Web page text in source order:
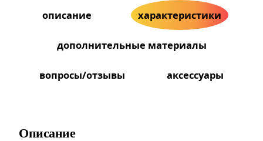
описание характеристики
дополнительные материалы
вопросы/отзывы аксессуары
Описание